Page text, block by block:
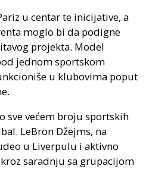
u centar te inicijative, a
moglo bi da podigne
projekta. Model
jednom sportskom
u klubovima poput
sve većem broju sportskih
LeBron Džejms, na
u Liverpulu i aktivno
saradnju sa grupacijom